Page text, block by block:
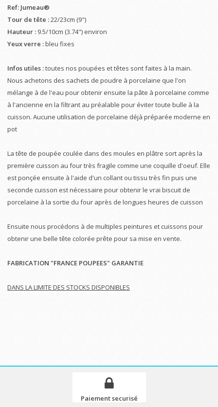
Ref: Jumeau®
Tour de tête :22/23cm (9")
Hauteur : 9.5/10cm (3.74") environ
Yeux verre :bleu fixes
Infos utiles :toutes nos poupées et têtes sont faites à la main.
Nous achetons des sachets de poudre à porcelaine que l'on
mélange à de l'eau pour obtenir ensuite la pâte à porcelaine comme
à l'ancienne en la filtrant au préalable pour éviter toute bulle à la
cuisson. Aucune utilisation de porcelaine déjà préparée moderne en
pot
La tête de poupée coulée dans des moules en plâtre sort après la
première cuisson au four très fragile comme une coquille d'oeuf. Elle
est ponçée ensuite à l'aide d'un collant ou tissu très fin puis une
seconde cuisson est nécessaire pour obtenir le vrai biscuit de
porcelaine à la sortie du four après de longues heures de cuisson
Ensuite nous procédons à de multiples peintures et cuissons pour
obtenir une belle tête colorée prête pour sa mise en vente.
FABRICATION "FRANCE POUPEES" GARANTIE
DANS LA LIMITE DES STOCKS DISPONIBLES
Paiement securisé